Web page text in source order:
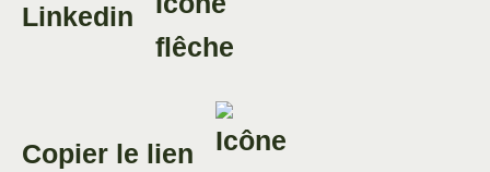
Linkedin
Copier le lien